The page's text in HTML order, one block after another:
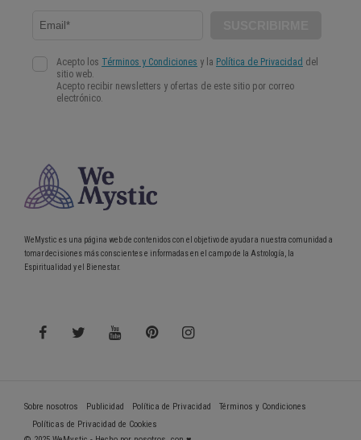
WeMystic es una página web de contenidos con el objetivo de ayudar a nuestra comunidad a
tomar decisiones más conscientes e informadas en el campo de la Astrología, la
Espiritualidad y el Bienestar.
Sobre nosotros Publicidad Política de Privacidad
Términos y Condiciones
Políticas de Privacidad de Cookies